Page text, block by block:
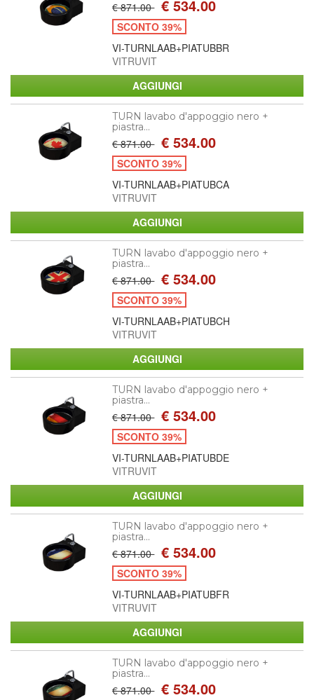
€ 871.00 € 534.00
SCONTO 39%
VI-TURNLAAB+PIATUBBR
VITRUVIT
TURN lavabo d'appoggio nero +
piastra...
€ 871.00 € 534.00
SCONTO 39%
VI-TURNLAAB+PIATUBCA
VITRUVIT
TURN lavabo d'appoggio nero +
piastra...
€ 871.00 € 534.00
SCONTO 39%
VI-TURNLAAB+PIATUBCH
VITRUVIT
TURN lavabo d'appoggio nero +
piastra...
€ 871.00 € 534.00
SCONTO 39%
VI-TURNLAAB+PIATUBDE
VITRUVIT
TURN lavabo d'appoggio nero +
piastra...
€ 871.00 € 534.00
SCONTO 39%
VI-TURNLAAB+PIATUBFR
VITRUVIT
TURN lavabo d'appoggio nero +
piastra...
€ 871.00 € 534.00